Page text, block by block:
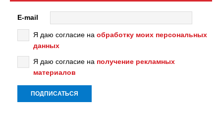
E-mail
Я даю согласие на обработку моих персональных
данных
Я даю согласие на получение рекламных
материалов